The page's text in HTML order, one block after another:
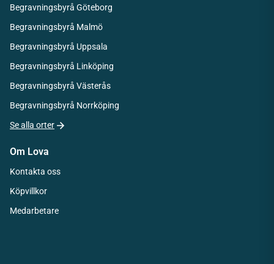
Begravningsbyrå Göteborg
Begravningsbyrå Malmö
Begravningsbyrå Uppsala
Begravningsbyrå Linköping
Begravningsbyrå Västerås
Begravningsbyrå Norrköping
Se alla orter
Om Lova
Kontakta oss
Köpvillkor
Medarbetare